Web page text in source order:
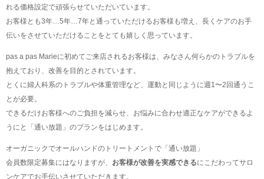
れる価格設定で頑張らせていただいています。
お客様とも3年…5年…7年と通っていただけるお客様も増え、長くケアのお手
伝いをさせていただけることをとても嬉しく思っています。
pas a pas Marieに初めてご来店されるお客様は、みなさん何らかのトラブルを
抱えており、改善を目的とされています。
とくに婦人科系のトラブルや体重管理など、運動と同じように週1〜2回通うこ
とが必要。
できるだけお客様へのご負担を減らせ、お悩みに合わせ適正なケアができるよ
うにと「通い放題」のプランをはじめます。
オーガニックでオールハンドのトリートメントで「通い放題」
会員数限定募集にはなりますが、 お客様が改善を実感できるにこだわってサロ
ンケアでお手伝いさせていただきます。